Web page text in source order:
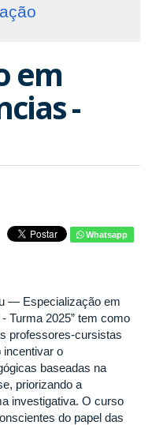
em
-
Whatsapp
— Especialização em
Turma 2025” tem como
professores-cursistas
incentivar o
baseadas na
priorizando a
investigativa. O curso
do papel das